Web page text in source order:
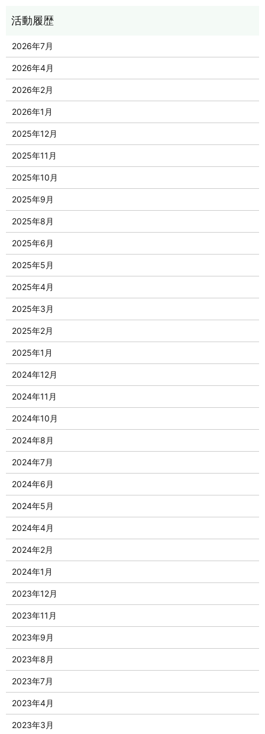
2026年7月
2026年4月
2026年2月
2026年1月
2025年12月
2025年11月
2025年10月
2025年9月
2025年8月
2025年6月
2025年5月
2025年4月
2025年3月
2025年2月
2025年1月
2024年12月
2024年11月
2024年10月
2024年8月
2024年7月
2024年6月
2024年5月
2024年4月
2024年2月
2024年1月
2023年12月
2023年11月
2023年9月
2023年8月
2023年7月
2023年4月
2023年3月